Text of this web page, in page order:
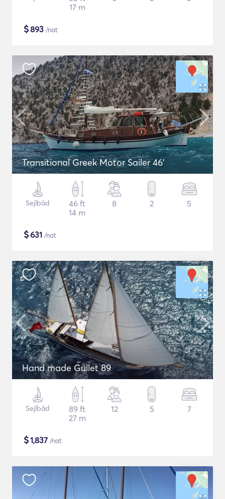
17 m
$893 /nat
Transitional Greek Motor Sailer 46'
Sejlbåd
46 ft
14 m
8 2 5
$631 /nat
Hand made Gullet 89
Sejlbåd
89 ft
27 m
12 5 7
$1,837 /nat